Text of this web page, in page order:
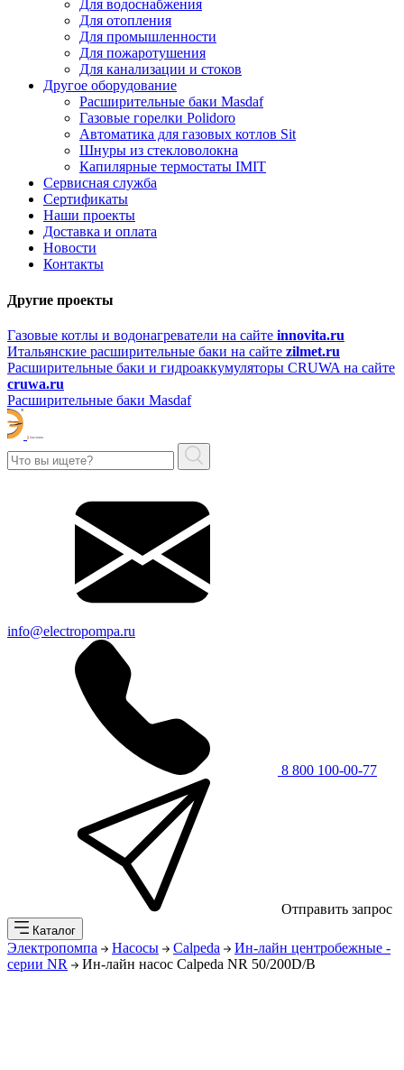
Для водоснабжения
Для отопления
Для промышленности
Для пожаротушения
Для канализации и стоков
Другое оборудование
Расширительные баки Masdaf
Газовые горелки Polidoro
Автоматика для газовых котлов Sit
Шнуры из стекловолокна
Капилярные термостаты IMIT
Сервисная служба
Сертификаты
Наши проекты
Доставка и оплата
Новости
Контакты
Другие проекты
Газовые котлы и водонагреватели на сайте innovita.ru
Итальянские расширительные баки на сайте zilmet.ru
Расширительные баки и гидроаккумуляторы CRUWA на сайте
cruwa.ru
Расширительные баки Masdaf
info@electropompa.ru
8 800 100-00-77
Отправить запрос
Каталог
Электропомпа Насосы Calpeda
Ин-лайн центробежные -
серии NR
Ин-лайн насос Calpeda NR 50/200D/B